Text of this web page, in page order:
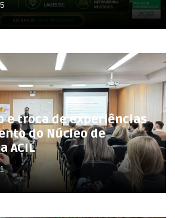
e troca de experiências
do Núcleo de
ACIL